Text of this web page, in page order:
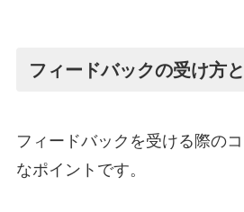
フィードバックの受け方
フィードバックを受ける際の
なポイントです。